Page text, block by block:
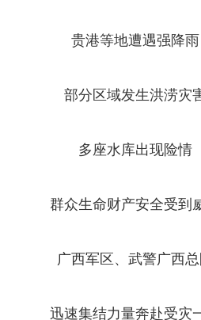
贵港等地遭遇强降雨
部分区域发生洪涝灾
多座水库出现险情
群众生命财产安全受到
广西军区、武警广西
迅速集结力量奔赴受灾